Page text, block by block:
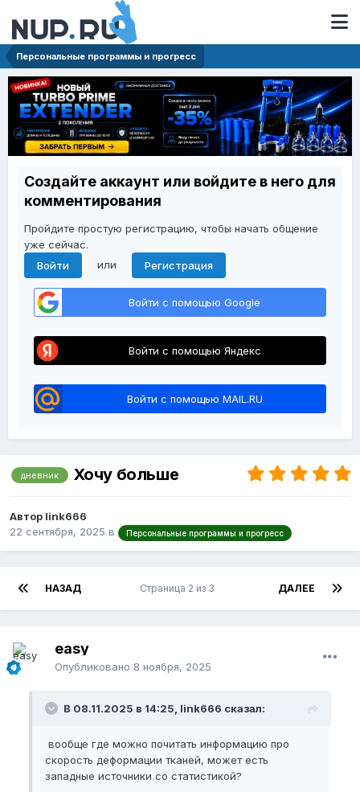
Персональные программы и прогресс
Создайте аккаунт или войдите в него для
комментирования
Пройдите простую регистрацию, чтобы начать общение
уже сейчас.
Войти
или Регистрация
Войти с помощью Google
Войти с помощью Яндекс
Войти с помощью MAIL.RU
дневник Хочу больше
Автор link666
22 сентября, 2025 в Персональные программы и прогресс
НАЗАД ДАЛЕЕ
Страница 2 из 3
easy
Опубликовано 8 ноября, 2025
В 08.11.2025 в 14:25, link666 сказал:
вообще где можно почитать информацию про
скорость деформации тканей, может есть
западные источники со статистикой?